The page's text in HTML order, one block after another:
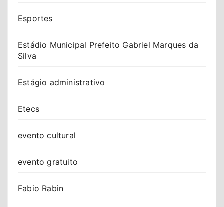
Esportes
Estádio Municipal Prefeito Gabriel Marques da
Silva
Estágio administrativo
Etecs
evento cultural
evento gratuito
Fabio Rabin